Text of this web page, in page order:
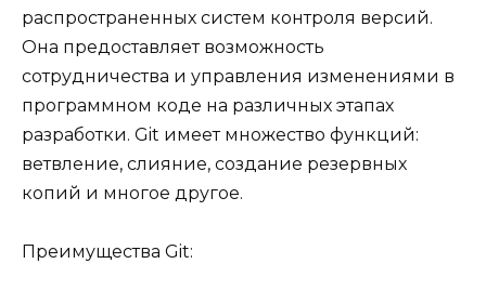
распространенных систем контроля версий.
Она предоставляет возможность
сотрудничества и управления изменениями в
программном коде на различных этапах
разработки. Git имеет множество функций:
ветвление, слияние, создание резервных
копий и многое другое.
Преимущества Git: